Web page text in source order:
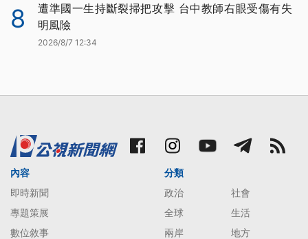
8
遭準國一生持斷裂掃把攻擊 台中教師右眼受傷有失
明風險
2026/8/7 12:34
內容
即時新聞
專題策展
數位敘事
分類
政治
社會
全球
生活
兩岸
地方